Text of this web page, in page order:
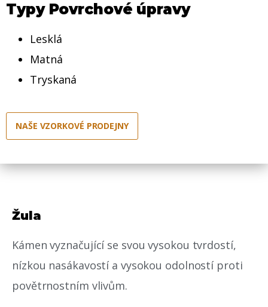
Typy Povrchové úpravy
Lesklá
Matná
Tryskaná
NAŠE VZORKOVÉ PRODEJNY
Žula
Kámen vyznačující se svou vysokou tvrdostí,
nízkou nasákavostí a vysokou odolností proti
povětrnostním vlivům.